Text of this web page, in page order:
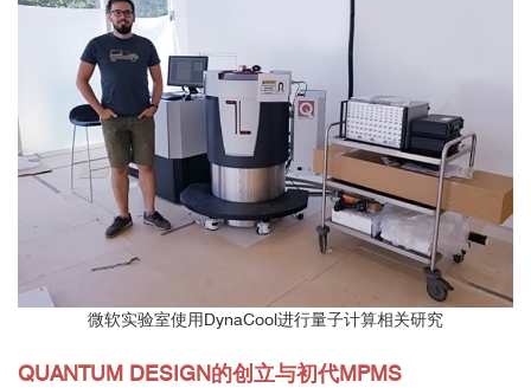
微软实验室使用DynaCool进行量子计算相关研究
QUANTUM DESIGN的创立与初代MPMS